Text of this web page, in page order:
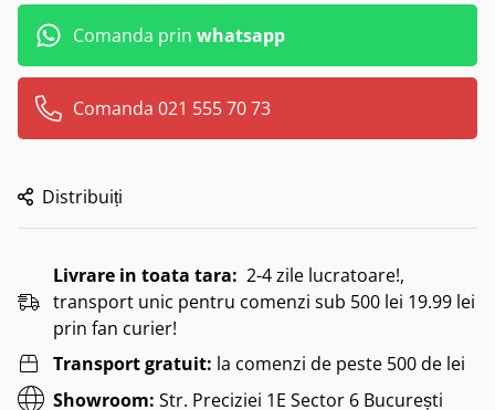
Comanda prin whatsapp
Comanda 021 555 70 73
Distribuiți
Livrare in toata tara: 2-4 zile lucratoare!,
transport unic pentru comenzi sub 500 lei 19.99 lei
prin fan curier!
Transport gratuit: la comenzi de peste 500 de lei
Showroom: Str. Preciziei 1E Sector 6 București